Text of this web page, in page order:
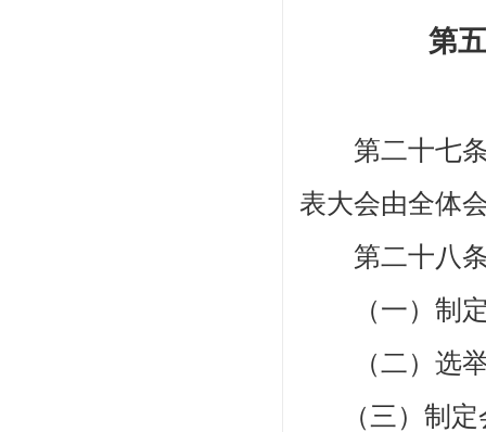
第五
第二十七
表大会由全体
第二十八
（一）制定
（二）选举
（三）制